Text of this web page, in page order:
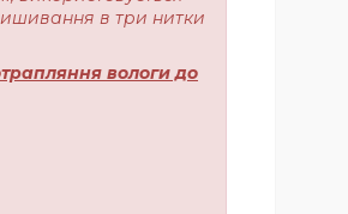
в три нитки
вологи до